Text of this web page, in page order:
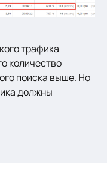
трафика
количество
поиска выше. Но
должны